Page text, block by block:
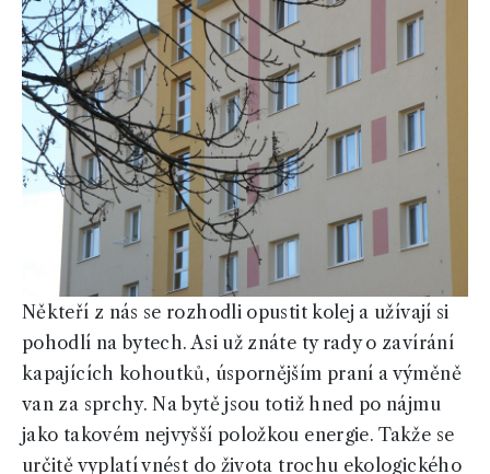
Někteří z nás se rozhodli opustit kolej a užívají si
pohodlí na bytech. Asi už znáte ty rady o zavírání
kapajících kohoutků, úspornějším praní a výměně
van za sprchy. Na bytě jsou totiž hned po nájmu
jako takovém nejvyšší položkou energie. Takže se
určitě vyplatí vnést do života trochu ekologického